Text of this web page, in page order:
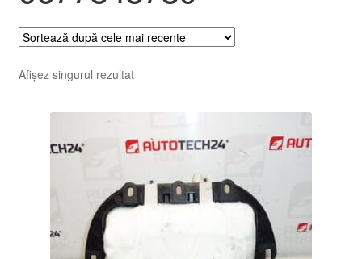
Coș
Despre noi
Finalizare comandă
Livrare
Livrare în toată lumea
Plângere
Afișez singurul rezultat